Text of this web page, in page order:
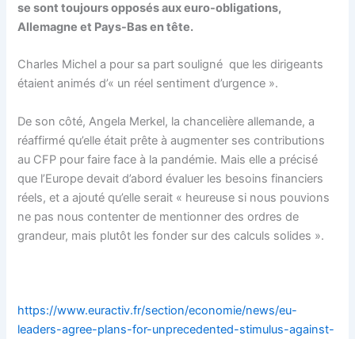
se sont toujours opposés aux euro-obligations,
Allemagne et Pays-Bas en tête.
Charles Michel a pour sa part souligné que les dirigeants
étaient animés d’« un réel sentiment d’urgence ».
De son côté, Angela Merkel, la chancelière allemande, a
réaffirmé qu’elle était prête à augmenter ses contributions
au CFP pour faire face à la pandémie. Mais elle a précisé
que l’Europe devait d’abord évaluer les besoins financiers
réels, et a ajouté qu’elle serait « heureuse si nous pouvions
ne pas nous contenter de mentionner des ordres de
grandeur, mais plutôt les fonder sur des calculs solides ».
https://www.euractiv.fr/section/economie/news/eu-
leaders-agree-plans-for-unprecedented-stimulus-against-